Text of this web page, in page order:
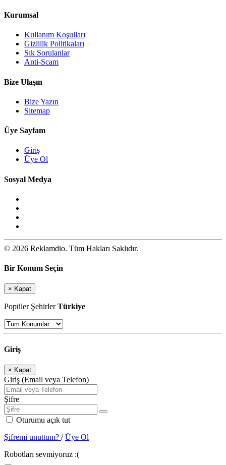
Kurumsal
Kullanım Koşulları
Gizlilik Politikaları
Sık Sorulanlar
Anti-Scam
Bize Ulaşın
Bize Yazın
Sitemap
Üye Sayfam
Giriş
Üye Ol
Sosyal Medya
© 2026 Reklamdio. Tüm Hakları Saklıdır.
Bir Konum Seçin
× Kapat
Popüler ŞehirlerTürkiye
Giriş
× Kapat
Giriş (Email veya Telefon)
Şifre
Oturumu açık tut
Şifremi unuttum? /Üye Ol
Robotları sevmiyoruz :(